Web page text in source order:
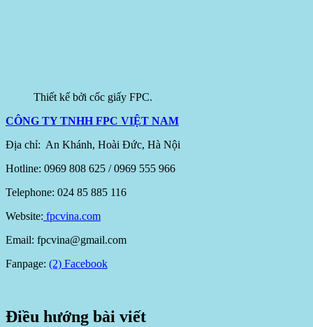
Thiết kế bởi cốc giấy FPC.
CÔNG TY TNHH FPC VIỆT NAM
Địa chỉ: An Khánh, Hoài Đức, Hà Nội
Hotline: 0969 808 625 / 0969 555 966
Telephone: 024 85 885 116
Website: fpcvina.com
Email: fpcvina@gmail.com
Fanpage: (2) Facebook
Điều hướng bài viết